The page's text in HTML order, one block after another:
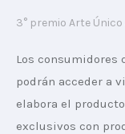
3° premio Arte
Los consumidores
podrán acceder a
elabora el
exclusivos con